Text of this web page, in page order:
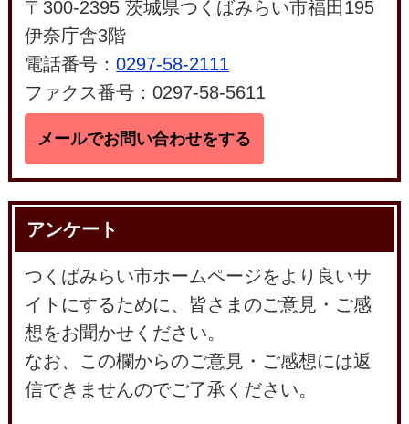
〒300-2395 茨城県つくばみらい市福田195
伊奈庁舎3階
電話番号：0297-58-2111
ファクス番号：0297-58-5611
メールでお問い合わせをする
アンケート
つくばみらい市ホームページをより良いサ
イトにするために、皆さまのご意見・ご感
想をお聞かせください。
なお、この欄からのご意見・ご感想には返
信できませんのでご了承ください。